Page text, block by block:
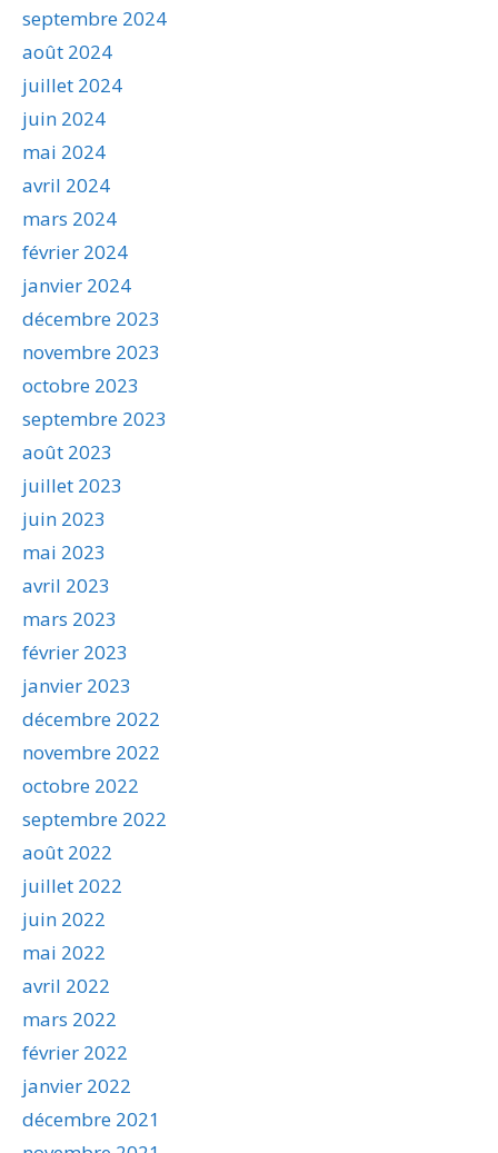
septembre 2024
août 2024
juillet 2024
juin 2024
mai 2024
avril 2024
mars 2024
février 2024
janvier 2024
décembre 2023
novembre 2023
octobre 2023
septembre 2023
août 2023
juillet 2023
juin 2023
mai 2023
avril 2023
mars 2023
février 2023
janvier 2023
décembre 2022
novembre 2022
octobre 2022
septembre 2022
août 2022
juillet 2022
juin 2022
mai 2022
avril 2022
mars 2022
février 2022
janvier 2022
décembre 2021